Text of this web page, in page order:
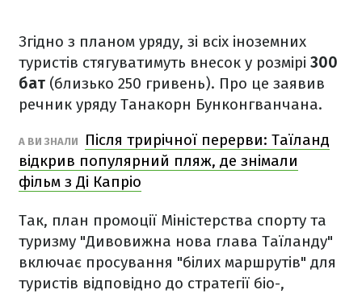
Згідно з планом уряду, зі всіх іноземних
туристів стягуватимуть внесок у розмірі 300
бат (близько 250 гривень). Про це заявив
речник уряду Танакорн Бунконгванчана.
А ВИ ЗНАЛИ
Після трирічної перерви: Таїланд
відкрив популярний пляж, де знімали
фільм з Ді Капріо
Так, план промоції Міністерства спорту та
туризму "Дивовижна нова глава Таїланду"
включає просування "білих маршрутів" для
туристів відповідно до стратегії біо-,